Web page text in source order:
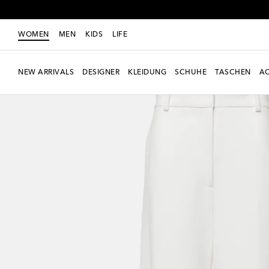
WOMEN MEN KIDS LIFE
NEW ARRIVALS DESIGNER KLEIDUNG SCHUHE TASCHEN